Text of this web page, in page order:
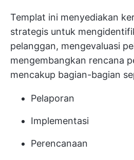
Templat ini menyediakan
strategis untuk
pelanggan, mengevaluasi
mengembangkan rencana
mencakup bagian-bagian
Pelaporan
Implementasi
Perencanaan